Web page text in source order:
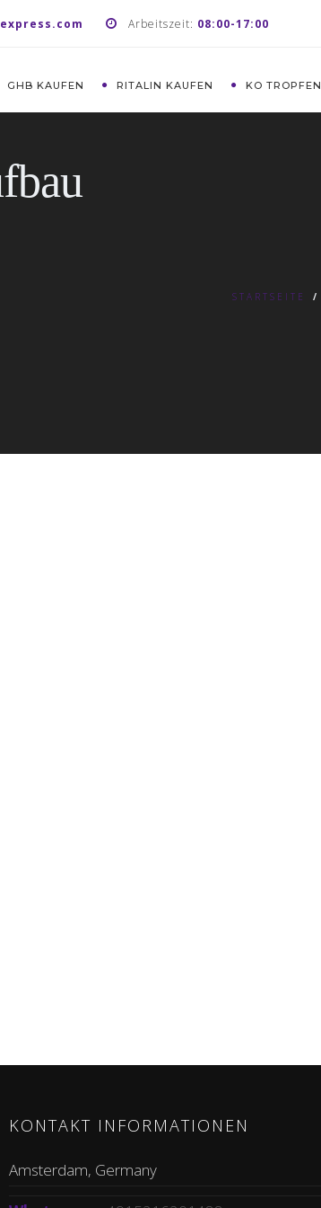
Arbeitszeit: 08:00-17:00
GHB KAUFEN RITALIN KAUFEN KO TROPFEN
STARTSEITE /
KONTAKT INFORMATIONEN
Amsterdam, Germany